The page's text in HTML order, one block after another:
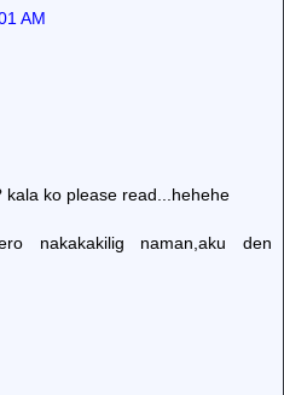
AM
kala ko please read...hehehe
nakakakilig naman,aku den